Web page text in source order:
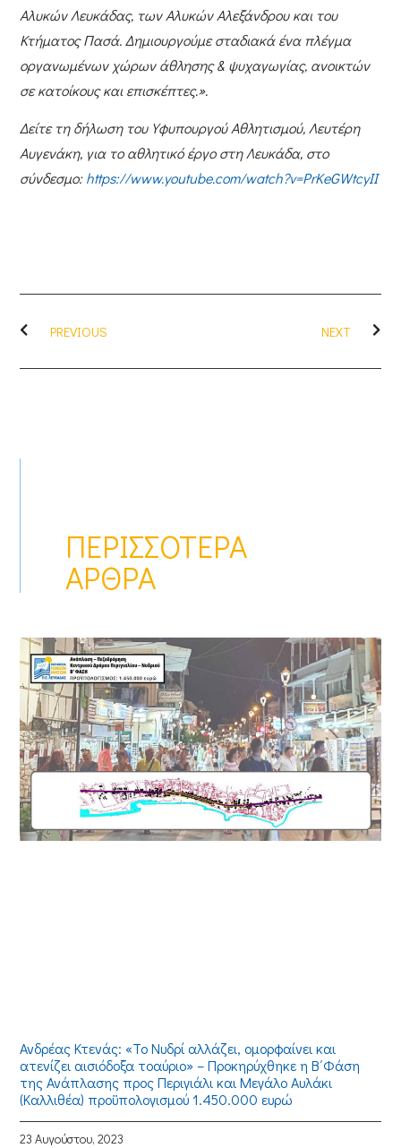
Αλυκών Λευκάδας, των Αλυκών Αλεξάνδρου και του
Κτήματος Πασά. Δημιουργούμε σταδιακά ένα πλέγμα
οργανωμένων χώρων άθλησης & ψυχαγωγίας, ανοικτών
σε κατοίκους και επισκέπτες.».
Δείτε τη δήλωση του Υφυπουργού Αθλητισμού, Λευτέρη
Αυγενάκη, για το αθλητικό έργο στη Λευκάδα, στο
σύνδεσμο:https://www.youtube.com/watch?v=PrKeGWtcyII
PREVIOUS NEXT
ΠΕΡΙΣΣΌΤΕΡΑ
ΆΡΘΡΑ
Ανδρέας Κτενάς: «Το Νυδρί αλλάζει, ομορφαίνει και
ατενίζει αισιόδοξα τοαύριο» – Προκηρύχθηκε η Β΄Φάση
της Ανάπλασης προς Περιγιάλι και Μεγάλο Αυλάκι
(Καλλιθέα) προϋπολογισμού 1.450.000 ευρώ
23 Αυγούστου, 2023